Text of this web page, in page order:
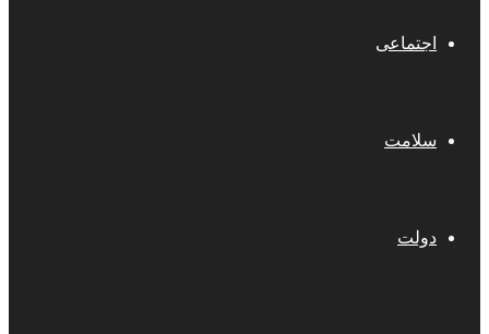
اجتماعی
سلامت
دولت